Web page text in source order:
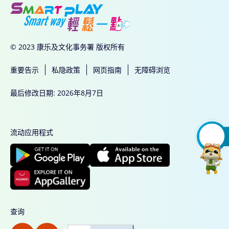
© 2023 康乐及文化事务署 版权所有
重要告示 私隐政策 网页指南 无障碍浏览
最后修改日期: 2026年8月7日
流动应用程式
查询